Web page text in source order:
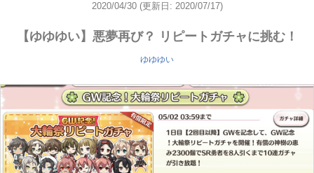
2020/04/30 (更新日: 2020/07/17)
【ゆゆゆい】悪夢再び？ リピートガチャに挑む！
ゆゆゆい